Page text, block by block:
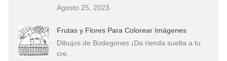
Agosto 25, 2023
Frutas y Flores Para Colorear Imágenes
Dibujos de Bodegones ¡Da rienda suelta a tu
cre…